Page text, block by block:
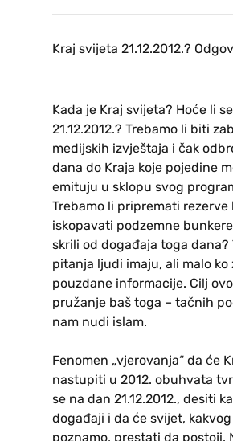
Kraj svijeta 21.12.2012.?
Kada je Kraj svijeta? Hoće li
21.12.2012.? Trebamo li biti
medijskih izvještaja i čak
dana do Kraja koje pojedine
emituju u sklopu svog
Trebamo li pripremati rezerve
iskopavati podzemne
skrili od događaja toga dana?
pitanja ljudi imaju, ali malo ko
pouzdane informacije. Cilj
pružanje baš toga – tačnih
nam nudi islam.
Fenomen „vjerovanja“ da će
nastupiti u 2012. obuhvata
se na dan 21.12.2012., desiti
događaji i da će svijet,
poznamo, prestati da postoji.